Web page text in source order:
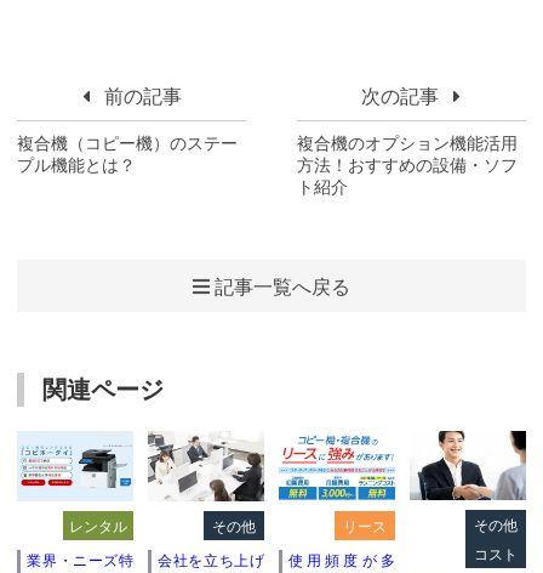
前の記事
複合機（コピー機）のステー
プル機能とは？
次の記事
複合機のオプション機能活用
方法！おすすめの設備・ソフ
ト紹介
記事一覧へ戻る
関連ページ
レンタル
業界・ニーズ特
その他
会社を立ち上げ
リース
使用頻度が多
その他
コスト